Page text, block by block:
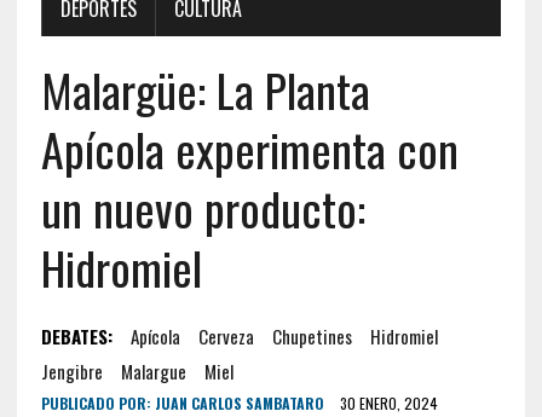
DEPORTES
CULTURA
Malargüe: La Planta
Apícola experimenta con
un nuevo producto:
Hidromiel
DEBATES: Apícola Cerveza Chupetines
Hidromiel
Jengibre
Malargue Miel
PUBLICADO POR: JUAN CARLOS SAMBATARO 30 ENERO, 2024